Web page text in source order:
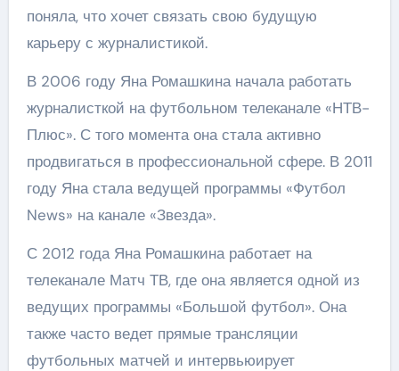
поняла, что хочет связать свою будущую
карьеру с журналистикой.
В 2006 году Яна Ромашкина начала работать
журналисткой на футбольном телеканале «НТВ-
Плюс». С того момента она стала активно
продвигаться в профессиональной сфере. В 2011
году Яна стала ведущей программы «Футбол
News» на канале «Звезда».
С 2012 года Яна Ромашкина работает на
телеканале Матч ТВ, где она является одной из
ведущих программы «Большой футбол». Она
также часто ведет прямые трансляции
футбольных матчей и интервьюирует